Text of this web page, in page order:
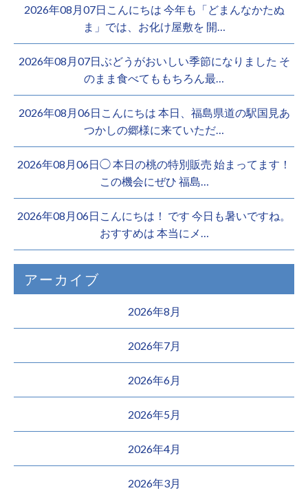
2026年08月07日こんにちは 今年も「どまんなかたぬ
ま」では、お化け屋敷を 開…
2026年08月07日ぶどうがおいしい季節になりました そ
のまま食べてももちろん最…
2026年08月06日こんにちは 本日、福島県道の駅国見あ
つかしの郷様に来ていただ…
2026年08月06日◯ 本日の桃の特別販売 始まってます！
この機会にぜひ 福島…
2026年08月06日こんにちは！ です 今日も暑いですね。
おすすめは 本当にメ…
アーカイブ
2026年8月
2026年7月
2026年6月
2026年5月
2026年4月
2026年3月